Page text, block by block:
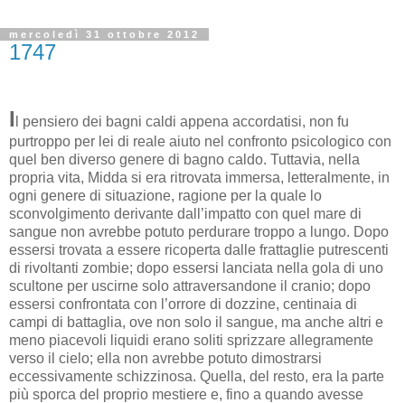
mercoledì 31 ottobre 2012
1747
I
l pensiero dei bagni caldi appena accordatisi, non fu
purtroppo per lei di reale aiuto nel confronto psicologico con
quel ben diverso genere di bagno caldo. Tuttavia, nella
propria vita, Midda si era ritrovata immersa, letteralmente, in
ogni genere di situazione, ragione per la quale lo
sconvolgimento derivante dall’impatto con quel mare di
sangue non avrebbe potuto perdurare troppo a lungo. Dopo
essersi trovata a essere ricoperta dalle frattaglie putrescenti
di rivoltanti zombie; dopo essersi lanciata nella gola di uno
scultone per uscirne solo attraversandone il cranio; dopo
essersi confrontata con l’orrore di dozzine, centinaia di
campi di battaglia, ove non solo il sangue, ma anche altri e
meno piacevoli liquidi erano soliti sprizzare allegramente
verso il cielo; ella non avrebbe potuto dimostrarsi
eccessivamente schizzinosa. Quella, del resto, era la parte
più sporca del proprio mestiere e, fino a quando avesse